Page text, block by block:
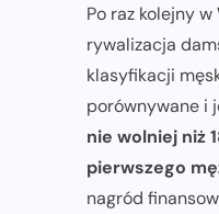
Po raz kolejny
rywalizacja
klasyfikacji
porównywane i
nie wolniej niż
pierwszego
nagród